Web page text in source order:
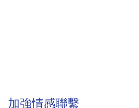
加強情感聯繫